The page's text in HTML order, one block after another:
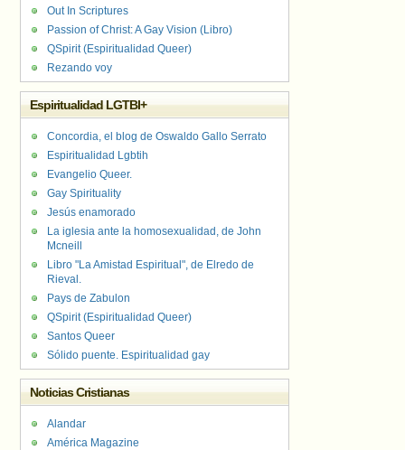
Out In Scriptures
Passion of Christ: A Gay Vision (Libro)
QSpirit (Espiritualidad Queer)
Rezando voy
Espiritualidad LGTBI+
Concordia, el blog de Oswaldo Gallo Serrato
Espiritualidad Lgbtih
Evangelio Queer.
Gay Spirituality
Jesús enamorado
La iglesia ante la homosexualidad, de John
Mcneill
Libro "La Amistad Espiritual", de Elredo de
Rieval.
Pays de Zabulon
QSpirit (Espiritualidad Queer)
Santos Queer
Sólido puente. Espiritualidad gay
Noticias Cristianas
Alandar
América Magazine